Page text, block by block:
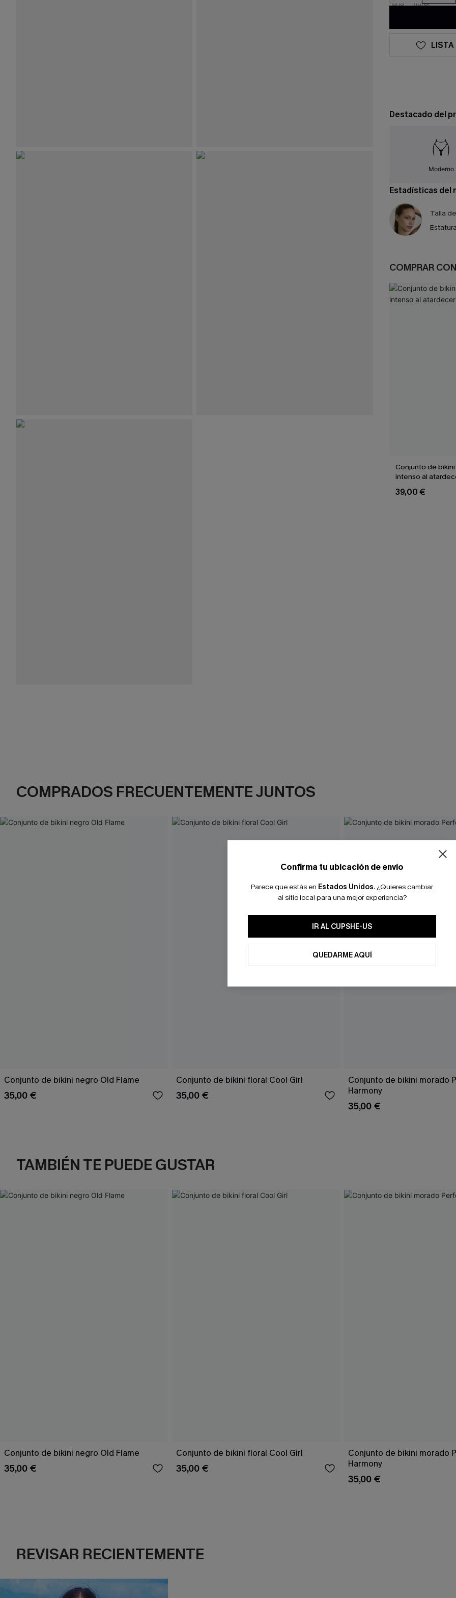
LISTA
Destacado del
Moderno
Estadísticas del
Talla
COMPRAR
Conjunto de
intenso al
39,00 €
COMPRADOS FRECUENTEMENTE JUNTOS
Conjunto de bikini negro Old Flame
35,00 €
Conjunto de bikini floral Cool Girl
35,00 €
Conjunto de bikini morado
Harmony
35,00 €
TAMBIÉN TE PUEDE GUSTAR
Conjunto de bikini negro Old Flame
35,00 €
Conjunto de bikini floral Cool Girl
35,00 €
Conjunto de bikini morado
Harmony
35,00 €
REVISAR RECIENTEMENTE
Confirma tu ubicación de envío
Parece que estás en Estados Unidos. ¿Quieres cambiar
al sitio local para una mejor experiencia?
IR AL CUPSHE-US
QUEDARME AQUÍ